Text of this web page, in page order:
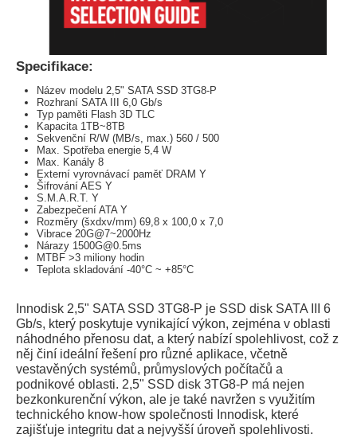
Specifikace:
Název modelu 2,5" SATA SSD 3TG8-P
Rozhraní SATA III 6,0 Gb/s
Typ paměti Flash 3D TLC
Kapacita 1TB~8TB
Sekvenční R/W (MB/s, max.) 560 / 500
Max. Spotřeba energie 5,4 W
Max. Kanály 8
Externí vyrovnávací paměť DRAM Y
Šifrování AES Y
S.M.A.R.T. Y
Zabezpečení ATA Y
Rozměry (šxdxv/mm) 69,8 x 100,0 x 7,0
Vibrace 20G@7~2000Hz
Nárazy 1500G@0.5ms
MTBF >3 miliony hodin
Teplota skladování -40°C ~ +85°C
Innodisk 2,5" SATA SSD 3TG8-P je SSD disk SATA III 6
Gb/s, který poskytuje vynikající výkon, zejména v oblasti
náhodného přenosu dat, a který nabízí spolehlivost, což z
něj činí ideální řešení pro různé aplikace, včetně
vestavěných systémů, průmyslových počítačů a
podnikové oblasti. 2,5" SSD disk 3TG8-P má nejen
bezkonkurenční výkon, ale je také navržen s využitím
technického know-how společnosti Innodisk, které
zajišťuje integritu dat a nejvyšší úroveň spolehlivosti.